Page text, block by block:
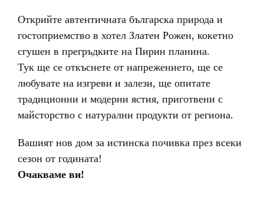
Открийте автентичната българска природа и
гостоприемство в хотел Златен Рожен, кокетно
сгушен в прегръдките на Пирин планина.
Тук ще се откъснете от напрежението, ще се
любувате на изгреви и залези, ще опитате
традиционни и модерни ястия, приготвени с
майсторство с натурални продукти от региона.
Вашият нов дом за истинска почивка през всеки
сезон от годината!
Очакваме ви!